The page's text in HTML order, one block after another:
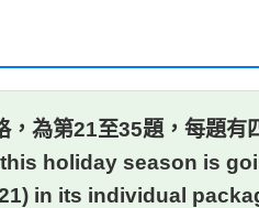
為第21至35題，每題
holiday season is
in its individual